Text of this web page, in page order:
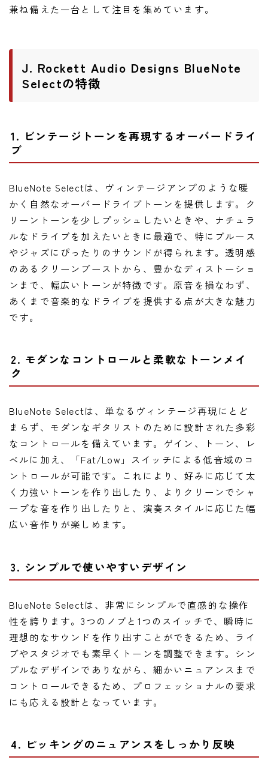
新製品
兼ね備えた一台として注目を集めています。
J. Rockett Audio Designs BlueNote
Selectの特徴
1. ビンテージトーンを再現するオーバードライ
ブ
BlueNote Selectは、ヴィンテージアンプのような暖
かく自然なオーバードライブトーンを提供します。ク
リーントーンを少しプッシュしたいときや、ナチュラ
ルなドライブを加えたいときに最適で、特にブルース
やジャズにぴったりのサウンドが得られます。透明感
のあるクリーンブーストから、豊かなディストーショ
ンまで、幅広いトーンが特徴です。原音を損なわず、
あくまで音楽的なドライブを提供する点が大きな魅力
です。
2. モダンなコントロールと柔軟なトーンメイ
ク
BlueNote Selectは、単なるヴィンテージ再現にとど
まらず、モダンなギタリストのために設計された多彩
なコントロールを備えています。ゲイン、トーン、レ
ベルに加え、「Fat/Low」スイッチによる低音域のコ
ントロールが可能です。これにより、好みに応じて太
く力強いトーンを作り出したり、よりクリーンでシャ
ープな音を作り出したりと、演奏スタイルに応じた幅
広い音作りが楽しめます。
3. シンプルで使いやすいデザイン
BlueNote Selectは、非常にシンプルで直感的な操作
性を誇ります。3つのノブと1つのスイッチで、瞬時に
理想的なサウンドを作り出すことができるため、ライ
ブやスタジオでも素早くトーンを調整できます。シン
プルなデザインでありながら、細かいニュアンスまで
コントロールできるため、プロフェッショナルの要求
にも応える設計となっています。
4. ピッキングのニュアンスをしっかり反映